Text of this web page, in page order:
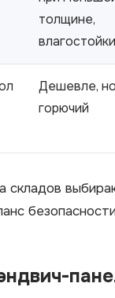
толщине,
Дешевле, но
горючий
складов